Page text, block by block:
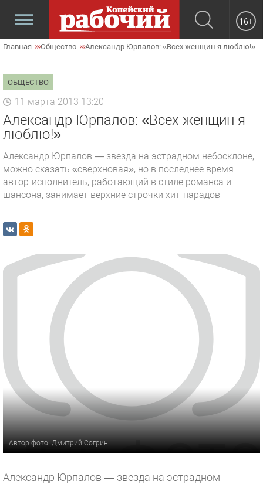
16+
Главная Общество Александр Юрпалов: «Всех женщин я люблю!»
ОБЩЕСТВО
11 марта 2013 13:20
Александр Юрпалов: «Всех женщин я
люблю!»
Александр Юрпалов — звезда на эстрадном небосклоне,
можно сказать «сверхновая», но в последнее время
автор-исполнитель, работающий в стиле романса и
шансона, занимает верхние строчки хит-парадов
Автор фото: Дмитрий Согрин
Александр Юрпалов — звезда на эстрадном